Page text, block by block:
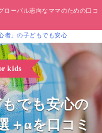
ローバル志向なママのための口コ
者」の子どもでも安心
kids
でも安心の
＋αを口コミ